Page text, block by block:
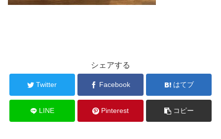
シェアする
Twitter Facebook はてブ
LINE Pinterest コピー